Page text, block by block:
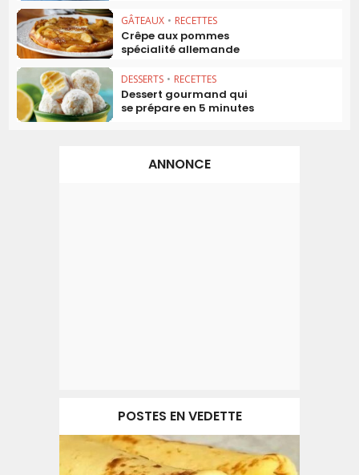
GÂTEAUX • RECETTES
Crêpe aux pommes
spécialité allemande
DESSERTS • RECETTES
Dessert gourmand qui
se prépare en 5 minutes
ANNONCE
POSTES EN VEDETTE